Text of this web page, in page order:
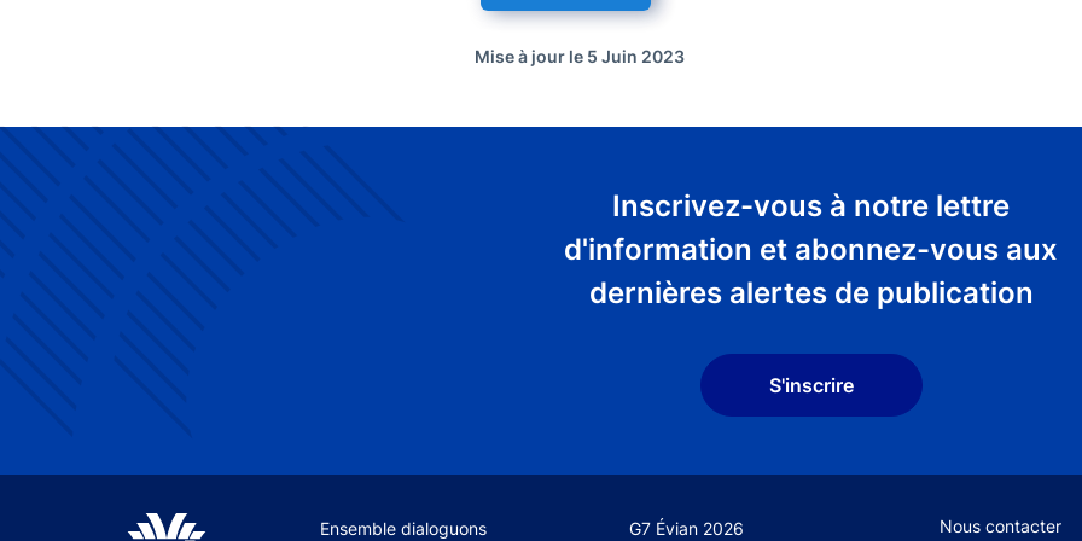
Mise à jour le 5 Juin 2023
Inscrivez-vous à notre lettre
d'information et abonnez-vous aux
dernières alertes de publication
S'inscrire
Site navigation
Ensemble dialoguons G7 Évian 2026 Footer secondary
Nous contacter